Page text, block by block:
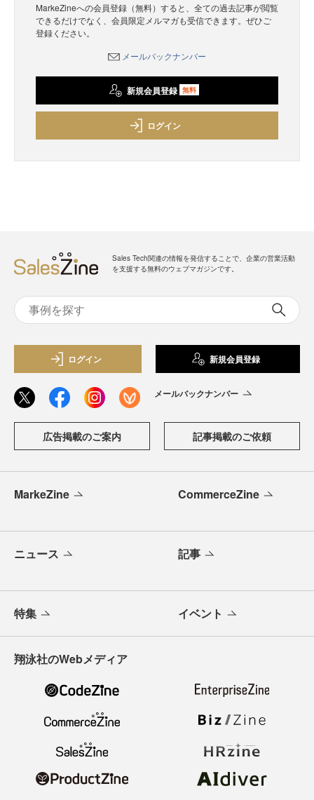
MarkeZineへの会員登録（無料）すると、全ての過去記事が閲覧
できるだけでなく、会員限定メルマガも受信できます。ぜひご
登録ください。
メールバックナンバー
新規会員登録 無料
ログイン
Sales Tech関連の情報を発信することで、企業の営業活動
を支援する無料のウェブマガジンです。
ログイン 新規会員登録
メールバックナンバー
広告掲載のご案内 記事掲載のご依頼
MarkeZine CommerceZine
ニュース 記事
特集 イベント
翔泳社のWebメディア